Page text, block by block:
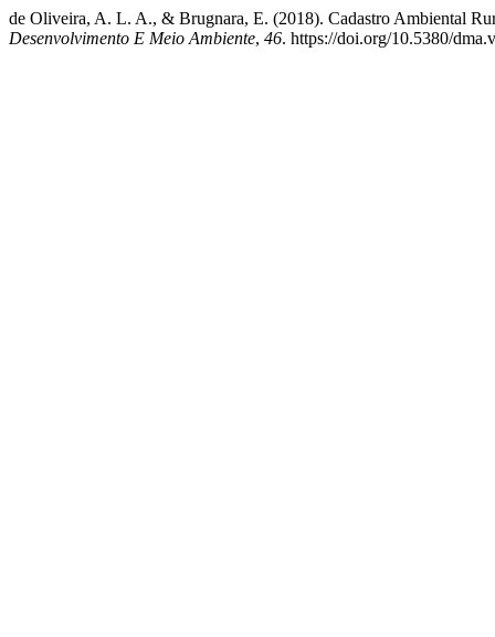
de Oliveira, A. L. A., & Brugnara, E. (2018). Cadastro Ambiental
Desenvolvimento E Meio Ambiente, 46. https://doi.org/10.5380/